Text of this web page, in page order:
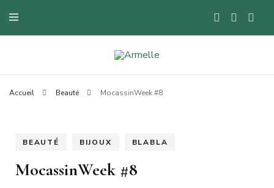
Armelle
Blog mode à Nantes, lifestyle, beauté et bons plans.
Accueil Beauté MocassinWeek #8
BEAUTÉ BIJOUX BLABLA
MocassinWeek #8